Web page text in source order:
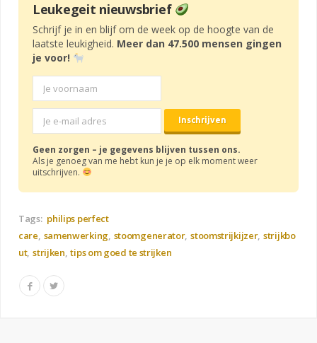
Leukegeit nieuwsbrief
Schrijf je in en blijf om de week op de hoogte van de
laatste leukigheid. Meer dan 47.500 mensen gingen
je voor!
Geen zorgen – je gegevens blijven tussen ons.
Als je genoeg van me hebt kun je je op elk moment weer
uitschrijven.
Tags: philips perfect
care samenwerking stoomgenerator stoomstrijkijzer strijkbo
ut strijken tips om goed te strijken